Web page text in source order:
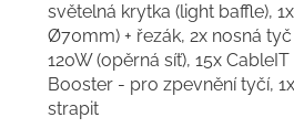
světelná krytka (light baffle),
Ø70mm) + řezák, 2x nosná
120W (opěrná síť), 15x
Booster - pro zpevnění tyčí,
strapit